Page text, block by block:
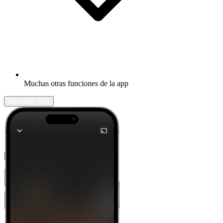
Muchas otras funciones de la app